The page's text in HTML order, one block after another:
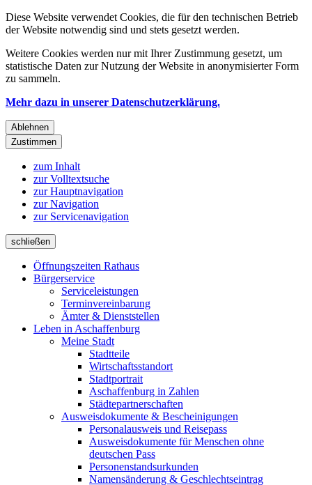
Diese Website verwendet Cookies, die für den technischen Betrieb
der Website notwendig sind und stets gesetzt werden.
Weitere Cookies werden nur mit Ihrer Zustimmung gesetzt, um
statistische Daten zur Nutzung der Website in anonymisierter Form
zu sammeln.
Mehr dazu in unserer Datenschutzerklärung.
Ablehnen
Zustimmen
zum Inhalt
zur Volltextsuche
zur Hauptnavigation
zur Navigation
zur Servicenavigation
schließen
Öffnungszeiten Rathaus
Bürgerservice
Serviceleistungen
Terminvereinbarung
Ämter & Dienststellen
Leben in Aschaffenburg
Meine Stadt
Stadtteile
Wirtschaftsstandort
Stadtportrait
Aschaffenburg in Zahlen
Städtepartnerschaften
Ausweisdokumente & Bescheinigungen
Personalausweis und Reisepass
Ausweisdokumente für Menschen ohne
deutschen Pass
Personenstandsurkunden
Namensänderung & Geschlechtseintrag